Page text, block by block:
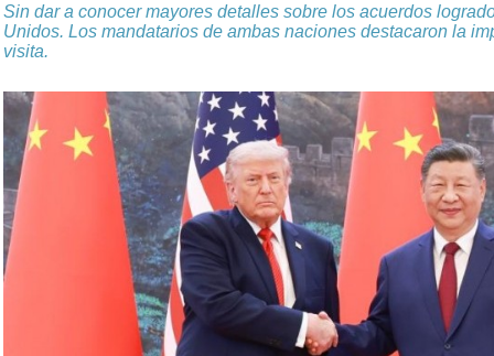
Sin dar a conocer mayores detalles sobre los acuerdos
Unidos. Los mandatarios de ambas naciones destacaron la
visita.